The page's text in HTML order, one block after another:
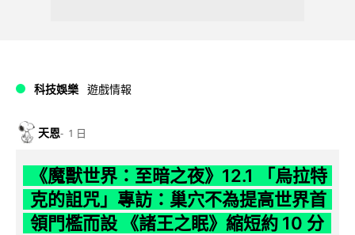
科技娛樂 遊戲情報
天恩 1 日
《魔獸世界：至暗之夜》12.1 「烏拉特
克的詛咒」專訪：巢穴不為提高世界首
領門檻而設 《諸王之眠》縮短約 10 分